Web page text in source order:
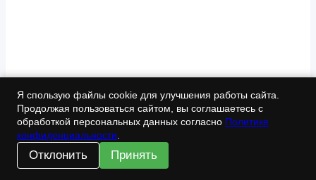
Я спользую файлы cookie для улучшения работы сайта.
Продолжая пользоваться сайтом, вы соглашаетесь с
обработкой персональных данных согласно Политике
конфиденциальности
Отклонить Принять